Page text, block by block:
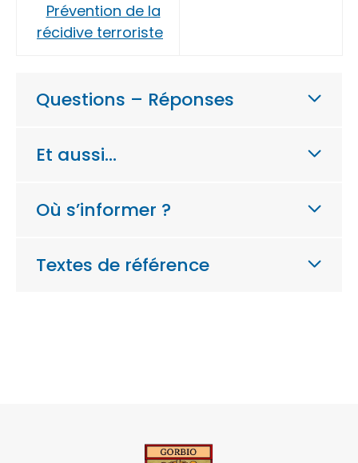
Prévention de la
récidive terroriste
Questions – Réponses
Et aussi…
Où s’informer ?
Textes de référence